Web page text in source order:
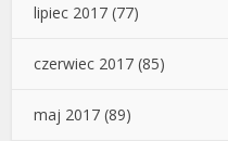
lipiec 2017 (77)
czerwiec 2017 (85)
maj 2017 (89)